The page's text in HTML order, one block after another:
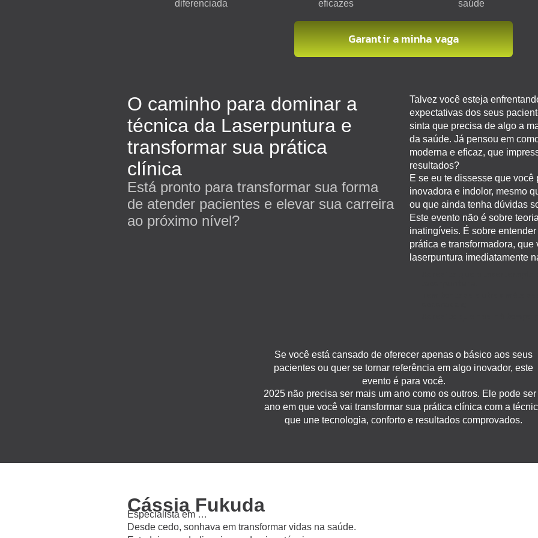
diferenciada eficazes saúde
Garantir a minha vaga
O caminho para dominar a
técnica da Laserpuntura e
transformar sua prática
clínica
Está pronto para transformar sua forma
de atender pacientes e elevar sua carreira
ao próximo nível?
Talvez você esteja
expectativas dos seus
sinta que precisa de algo a
da saúde. Já pensou em
moderna e eficaz, que
resultados?
E se eu te dissesse que
inovadora e indolor, mesmo
ou que ainda tenha dúvidas
Este evento não é sobre
inatingíveis. É sobre
prática e transformadora,
laserpuntura imediatamente
Se você está cansado de oferecer apenas o básico aos seus
pacientes ou quer se tornar referência em algo inovador, este
evento é para você.
2025 não precisa ser mais um ano como os outros. Ele pode ser
ano em que você vai transformar sua prática clínica com a
que une tecnologia, conforto e resultados comprovados.
Cássia Fukuda
Especialista em …
Desde cedo, sonhava em transformar vidas na saúde.